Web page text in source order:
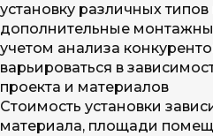
установку различных
дополнительные
учетом анализа
варьироваться в
проекта и материалов
Стоимость установки
материала, площади